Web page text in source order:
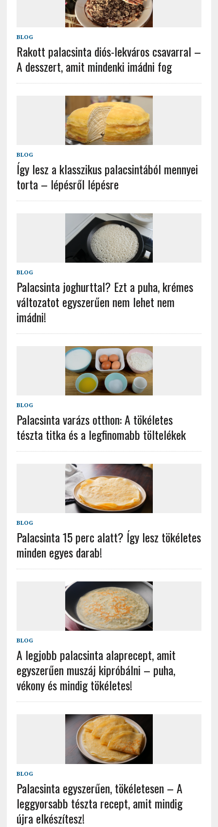
BLOG
Rakott palacsinta diós-lekváros csavarral –
A desszert, amit mindenki imádni fog
BLOG
Így lesz a klasszikus palacsintából mennyei
torta – lépésről lépésre
BLOG
Palacsinta joghurttal? Ezt a puha, krémes
változatot egyszerűen nem lehet nem
imádni!
BLOG
Palacsinta varázs otthon: A tökéletes
tészta titka és a legfinomabb töltelékek
BLOG
Palacsinta 15 perc alatt? Így lesz tökéletes
minden egyes darab!
BLOG
A legjobb palacsinta alaprecept, amit
egyszerűen muszáj kipróbálni – puha,
vékony és mindig tökéletes!
BLOG
Palacsinta egyszerűen, tökéletesen – A
leggyorsabb tészta recept, amit mindig
újra elkészítesz!